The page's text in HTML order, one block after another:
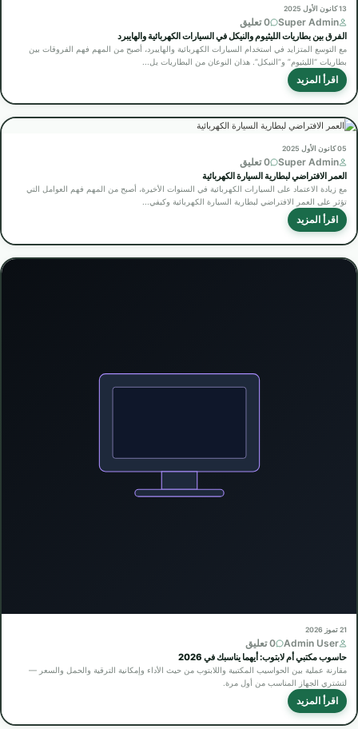
13 كانون الأول 2025
Super Admin 0 تعليق
الفرق بين بطاريات الليثيوم والنيكل في السيارات الكهربائية والهايبرد
مع التوسع المتزايد في استخدام السيارات الكهربائية والهايبرد، أصبح من المهم فهم الفروقات بين
بطاريات “الليثيوم” و”النيكل”. هذان النوعان من البطاريات يل...
اقرأ المزيد
05 كانون الأول 2025
Super Admin 0 تعليق
العمر الافتراضي لبطارية السيارة الكهربائية
مع زيادة الاعتماد على السيارات الكهربائية في السنوات الأخيرة، أصبح من المهم فهم العوامل التي
تؤثر على العمر الافتراضي لبطارية السيارة الكهربائية وكيفي...
اقرأ المزيد
21 تموز 2026
Admin User 0 تعليق
حاسوب مكتبي أم لابتوب: أيهما يناسبك في 2026
مقارنة عملية بين الحواسيب المكتبية واللابتوب من حيث الأداء وإمكانية الترقية والحمل والسعر —
لتشتري الجهاز المناسب من أول مرة.
اقرأ المزيد